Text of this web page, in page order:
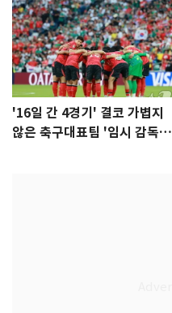
'16일 간 4경기' 결코 가볍지
않은 축구대표팀 '임시 감독'